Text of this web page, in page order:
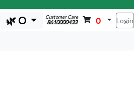
🌿 O Customer Care
8610000433 0 Login